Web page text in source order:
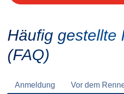
Häufig gestellte
(FAQ)
Anmeldung Vor dem